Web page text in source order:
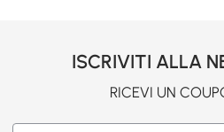
ISCRIVITI ALLA
RICEVI UN